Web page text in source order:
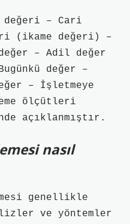
değeri – Cari
(ikame değeri) –
– Adil değer
değer –
– İşletmeye
ölçütleri
açıklanmıştır.
nasıl
genellikle
ve yöntemler